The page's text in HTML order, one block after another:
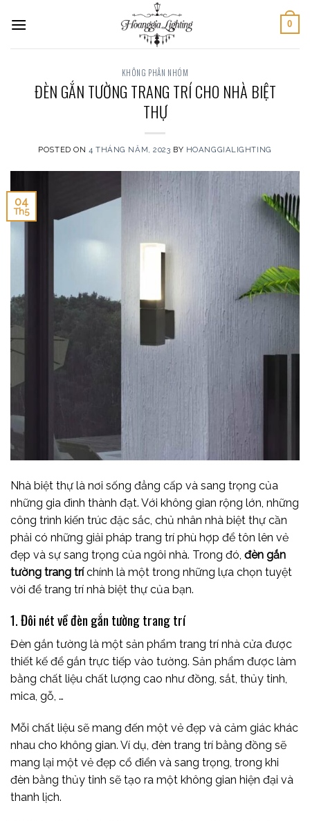
0
KHÔNG PHÂN NHÓM
ĐÈN GẮN TƯỜNG TRANG TRÍ CHO NHÀ BIỆT
THỰ
POSTED ON 4 THÁNG NĂM, 2023 BY HOANGGIALIGHTING
04
Th5
Nhà biệt thự là nơi sống đẳng cấp và sang trọng của
những gia đình thành đạt. Với không gian rộng lớn, những
công trình kiến trúc đặc sắc, chủ nhân nhà biệt thự cần
phải có những giải pháp trang trí phù hợp để tôn lên vẻ
đẹp và sự sang trọng của ngôi nhà. Trong đó, đèn gắn
tường trang tríchính là một trong những lựa chọn tuyệt
vời để trang trí nhà biệt thự của bạn.
1. Đôi nét về đèn gắn tường trang trí
Đèn gắn tường là một sản phẩm trang trí nhà cửa được
thiết kế để gắn trực tiếp vào tường. Sản phẩm được làm
bằng chất liệu chất lượng cao như đồng, sắt, thủy tinh,
mica, gỗ, …
Mỗi chất liệu sẽ mang đến một vẻ đẹp và cảm giác khác
nhau cho không gian. Ví dụ, đèn trang trí bằng đồng sẽ
mang lại một vẻ đẹp cổ điển và sang trọng, trong khi
đèn bằng thủy tinh sẽ tạo ra một không gian hiện đại và
thanh lịch.